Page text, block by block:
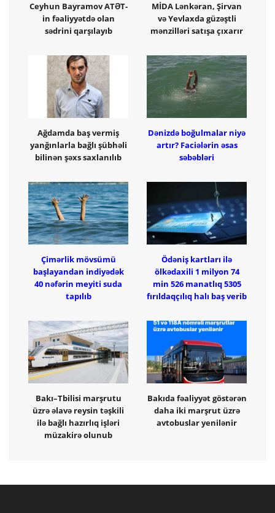
Ceyhun Bayramov ATƏT-
in fəaliyyətdə olan
sədrini qarşılayıb
MİDA Lənkəran, Şirvan
və Yevlaxda güzəştli
mənzilləri satışa çıxarır
Ağdamda baş vermiş
yanğınlarla bağlı şübhəli
bilinən şəxs saxlanılıb
Dənizdə boğulmalar niyə
artır? Faciələrin əsas
səbəbləri
Çimərlik mövsümü
başlayandan indiyədək
40 nəfərin meyiti suda
tapılıb
Ödəniş kartları ilə
ölkədaxili 1 milyon 74
min 526 manatlıq 5305
fırıldaqçılıq halı baş verib
Bakı–Tbilisi marşrutu
üzrə əlavə reysin təşkili
ilə bağlı hazırlıq işləri
müzakirə olunub
Bakıda fəaliyyət göstərən
daha iki marşrut üzrə
avtobuslar yenilənir